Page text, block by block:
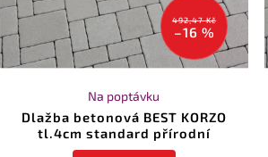
492,47 Kč
–16 %
Dlažba betonová BEST KORZO
tl.4cm standard přírodní
Na poptávku